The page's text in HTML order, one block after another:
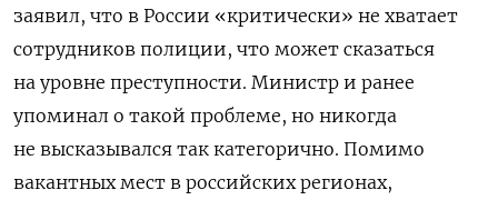
заявил, что в России «критически» не хватает
сотрудников полиции, что может сказаться
на уровне преступности. Министр и ранее
упоминал о такой проблеме, но никогда
не высказывался так категорично. Помимо
вакантных мест в российских регионах,